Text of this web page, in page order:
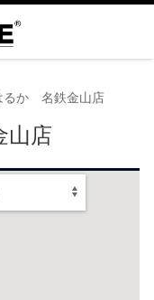
るか 名鉄金山店
店